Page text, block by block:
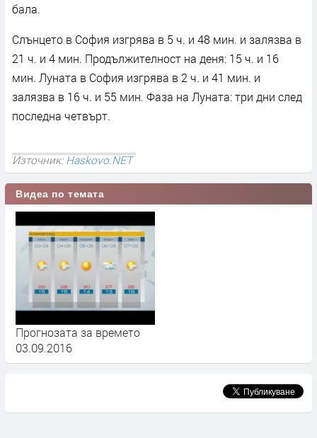
бала.
Слънцето в София изгрява в 5 ч. и 48 мин. и залязва в
21 ч. и 4 мин. Продължителност на деня: 15 ч. и 16
мин. Луната в София изгрява в 2 ч. и 41 мин. и
залязва в 16 ч. и 55 мин. Фаза на Луната: три дни след
последна четвърт.
Източник:Haskovo.NET
Видеа по темата
Прогнозата за времето
03.09.2016